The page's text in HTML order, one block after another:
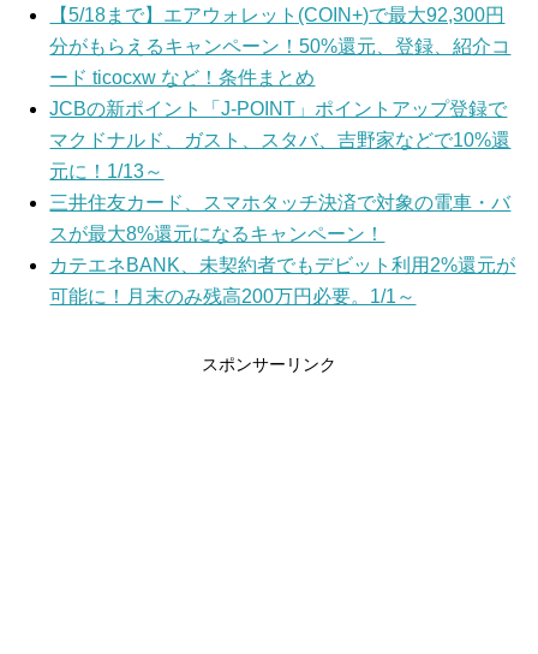
【5/18まで】エアウォレット(COIN+)で最大92,300円
分がもらえるキャンペーン！50%還元、登録、紹介コ
ード ticocxw など！条件まとめ
JCBの新ポイント「J-POINT」ポイントアップ登録で
マクドナルド、ガスト、スタバ、吉野家などで10%還
元に！1/13～
三井住友カード、スマホタッチ決済で対象の電車・バ
スが最大8%還元になるキャンペーン！
カテエネBANK、未契約者でもデビット利用2%還元が
可能に！月末のみ残高200万円必要。1/1～
スポンサーリンク